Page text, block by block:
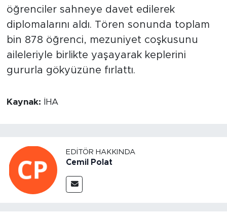
öğrenciler sahneye davet edilerek
diplomalarını aldı. Tören sonunda toplam
bin 878 öğrenci, mezuniyet coşkusunu
aileleriyle birlikte yaşayarak keplerini
gururla gökyüzüne fırlattı.
Kaynak: İHA
EDITÖR HAKKINDA
Cemil Polat